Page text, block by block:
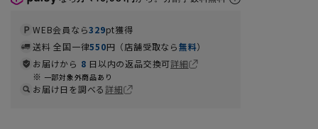
WEB会員なら329pt獲得
送料 全国一律550円（店舗受取なら無料）
お届けから 8 日以内の返品交換可詳細
一部対象外商品あり
お届け日を調べる詳細